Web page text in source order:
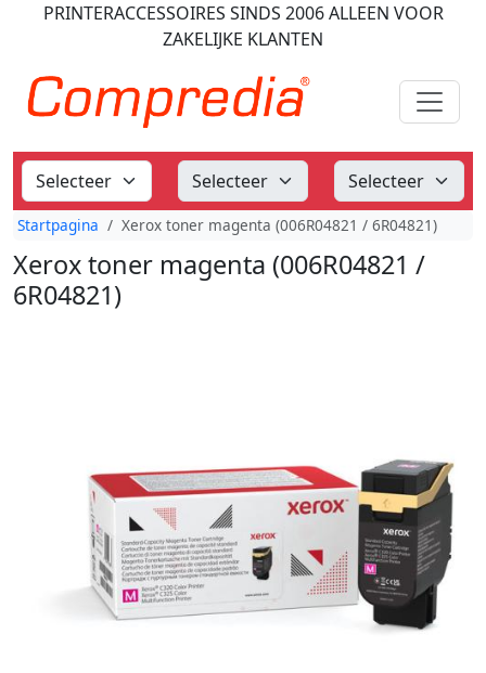
PRINTERACCESSOIRES SINDS 2006ALLEEN VOOR
ZAKELIJKE KLANTEN
Startpagina Xerox toner magenta (006R04821 / 6R04821)
Xerox toner magenta (006R04821 /
6R04821)